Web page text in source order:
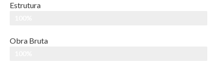
Estrutura
Obra Bruta